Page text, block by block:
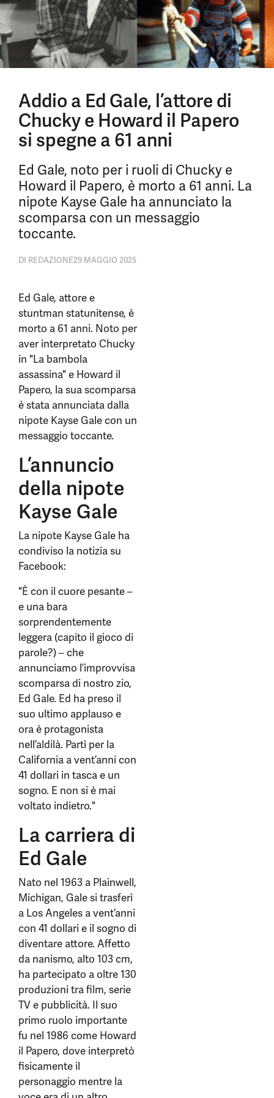
Addio a Ed Gale, l’attore di
Chucky e Howard il Papero
si spegne a 61 anni
Ed Gale, noto per i ruoli di Chucky e
Howard il Papero, è morto a 61 anni. La
nipote Kayse Gale ha annunciato la
scomparsa con un messaggio
toccante.
DI REDAZIONE29 MAGGIO 2025
Ed Gale, attore e
stuntman statunitense, è
morto a 61 anni. Noto per
aver interpretato Chucky
in "La bambola
assassina" e Howard il
Papero, la sua scomparsa
è stata annunciata dalla
nipote Kayse Gale con un
messaggio toccante.
L’annuncio
della nipote
Kayse Gale
La nipote Kayse Gale ha
condiviso la notizia su
Facebook:
"È con il cuore pesante –
e una bara
sorprendentemente
leggera (capito il gioco di
parole?) – che
annunciamo l’improvvisa
scomparsa di nostro zio,
Ed Gale. Ed ha preso il
suo ultimo applauso e
ora è protagonista
nell’aldilà. Partì per la
California a vent’anni con
41 dollari in tasca e un
sogno. E non si è mai
voltato indietro."
La carriera di
Ed Gale
Nato nel 1963 a Plainwell,
Michigan, Gale si trasferì
a Los Angeles a vent’anni
con 41 dollari e il sogno di
diventare attore. Affetto
da nanismo, alto 103 cm,
ha partecipato a oltre 130
produzioni tra film, serie
TV e pubblicità. Il suo
primo ruolo importante
fu nel 1986 come Howard
il Papero, dove interpretò
fisicamente il
personaggio mentre la